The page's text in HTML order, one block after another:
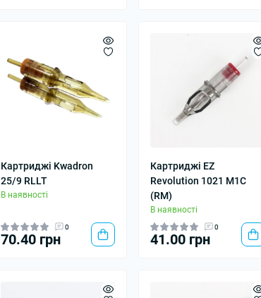
Картриджі Kwadron
25/9 RLLT
В наявності
0
70.40 грн
Картриджі EZ
Revolution 1021 M1C
(RM)
В наявності
0
41.00 грн